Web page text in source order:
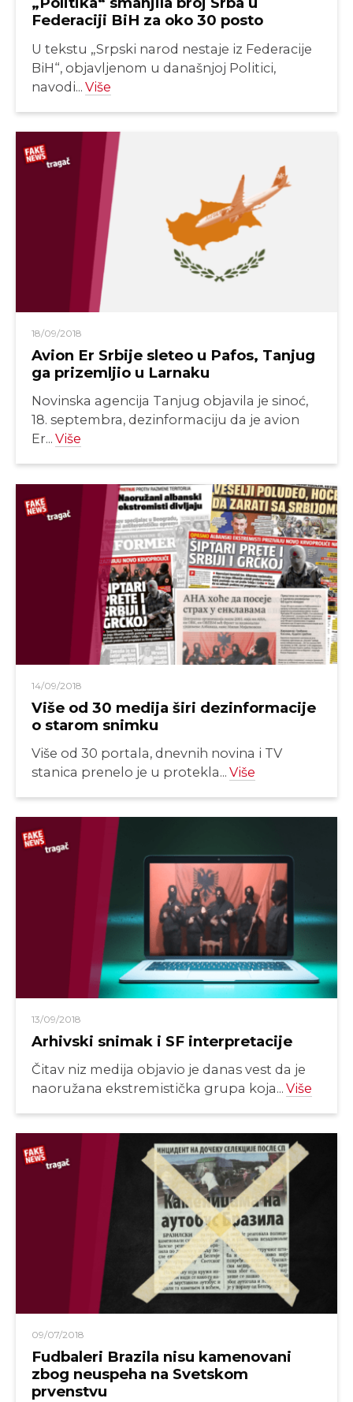
Federaciji BiH za oko 30 posto
U tekstu „Srpski narod nestaje iz Federacije
BiH“, objavljenom u današnjoj Politici,
navodi... Više
18/09/2018
Avion Er Srbije sleteo u Pafos, Tanjug
ga prizemljio u Larnaku
Novinska agencija Tanjug objavila je sinoć,
18. septembra, dezinformaciju da je avion
Er... Više
14/09/2018
Više od 30 medija širi dezinformacije
o starom snimku
Više od 30 portala, dnevnih novina i TV
stanica prenelo je u protekla... Više
13/09/2018
Arhivski snimak i SF interpretacije
Čitav niz medija objavio je danas vest da je
naoružana ekstremistička grupa koja... Više
09/07/2018
Fudbaleri Brazila nisu kamenovani
zbog neuspeha na Svetskom
prvenstvu